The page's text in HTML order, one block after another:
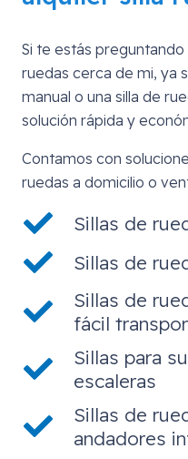
Si te estás preguntando
ruedas cerca de mi, ya
manual o una silla de
solución rápida y
Contamos con
ruedas a domicilio o
Sillas de
Sillas de
Sillas de
fácil
Sillas para
escaleras
Sillas de
andadores